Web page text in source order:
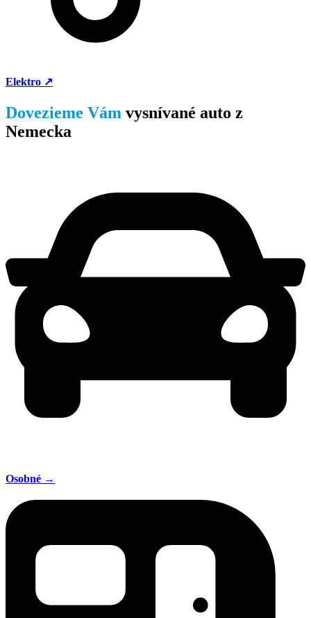
Elektro ↗
Dovezieme Vám vysnívané auto z
Nemecka
Osobné →